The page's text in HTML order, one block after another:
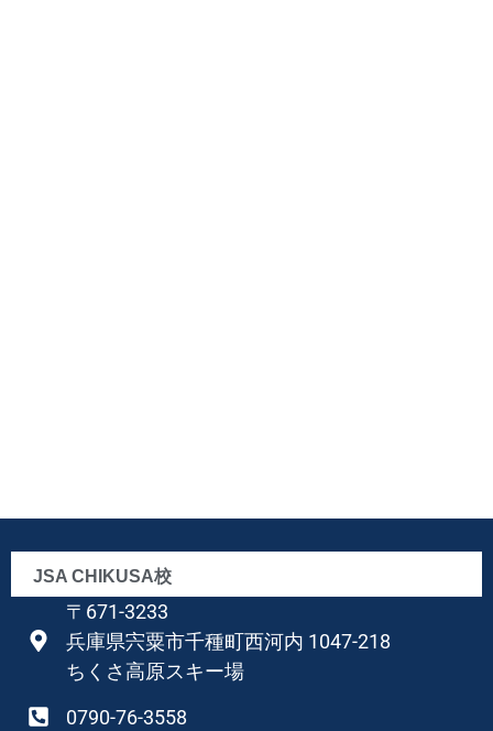
JSA CHIKUSA校
〒671-3233
兵庫県宍粟市千種町西河内 1047-218
ちくさ高原スキー場
0790-76-3558